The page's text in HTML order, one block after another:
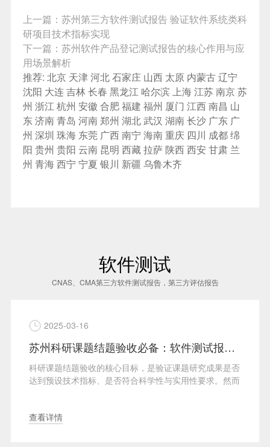
上一篇： 苏州第三方软件测试报告 验证软件系统类科
研项目技术指标实现
下一篇： 苏州软件产品登记测试报告的核心作用与应
用场景解析
推荐: 北京 天津河北石家庄 山西 太原 内蒙古辽宁
沈阳 大连吉林长春 黑龙江 哈尔滨上海江苏南京苏
州 浙江杭州 安徽 合肥福建 福州 厦门 江西南昌 山
东济南青岛 河南郑州 湖北武汉 湖南长沙 广东 广
州 深圳 珠海 东莞 广西南宁 海南重庆 四川 成都绵
阳 贵州 贵阳 云南 昆明 西藏拉萨 陕西西安 甘肃 兰
州 青海西宁 宁夏 银川 新疆 乌鲁木齐
软件测试
CNAS、CMA第三方软件测试报告，第三方评估报告
2025-03-16
苏州科研课题结题验收必备：软件测试报告如何为技术指标提供佐证
科研课题结题验收的核心目标，是验证课题研究成果是否
达到预设技术指标、是否符合科学性与实用性要求。然而
查看详情